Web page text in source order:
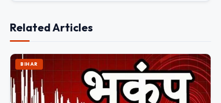
Related Articles
BIHAR